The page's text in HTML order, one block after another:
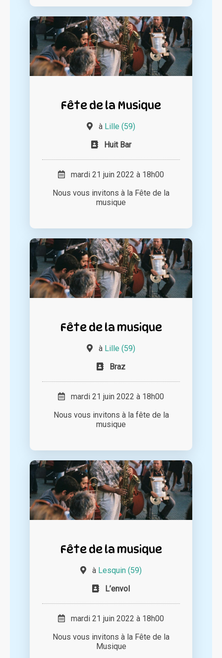
Fête de la Musique
à Lille (59)
Huit Bar
mardi 21 juin 2022 à 18h00
Nous vous invitons à la Fête de la
musique
Fête de la musique
à Lille (59)
Braz
mardi 21 juin 2022 à 18h00
Nous vous invitons à la fête de la
musique
Fête de la musique
à Lesquin (59)
L’envol
mardi 21 juin 2022 à 18h00
Nous vous invitons à la Fête de la
Musique